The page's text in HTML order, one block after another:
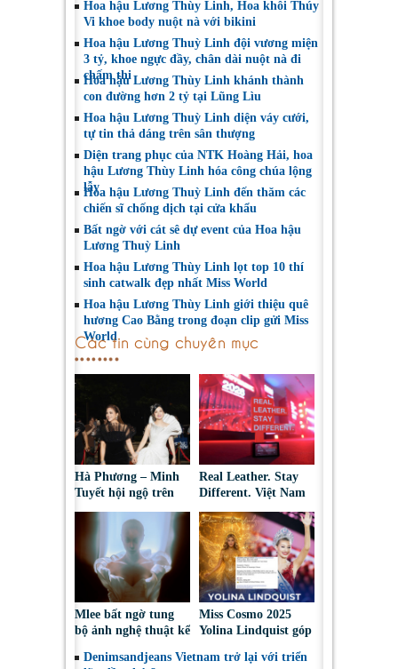
Hoa hậu Lương Thùy Linh, Hoa khôi Thúy
Vi khoe body nuột nà với bikini
Hoa hậu Lương Thuỳ Linh đội vương miện
3 tỷ, khoe ngực đầy, chân dài nuột nà đi
chấm thi
Hoa hậu Lương Thùy Linh khánh thành
con đường hơn 2 tỷ tại Lũng Lìu
Hoa hậu Lương Thuỳ Linh diện váy cưới,
tự tin thả dáng trên sân thượng
Diện trang phục của NTK Hoàng Hải, hoa
hậu Lương Thùy Linh hóa công chúa lộng
lẫy
Hoa hậu Lương Thuỳ Linh đến thăm các
chiến sĩ chống dịch tại cửa khẩu
Bất ngờ với cát sê dự event của Hoa hậu
Lương Thuỳ Linh
Hoa hậu Lương Thùy Linh lọt top 10 thí
sinh catwalk đẹp nhất Miss World
Hoa hậu Lương Thùy Linh giới thiệu quê
hương Cao Bằng trong đoạn clip gửi Miss
World
Các tin cùng chuyên mục
Hà Phương – Minh
Tuyết hội ngộ trên
chuyện phía sau tạo
hình “nàng bướm”
Real Leather. Stay
Different. Việt Nam
tạo da thuộc và thời
trang bền vững
Mlee bất ngờ tung
bộ ảnh nghệ thuật kể
với bóng tối tâm hồn
Miss Cosmo 2025
Yolina Lindquist góp
Nhân Đẹp Nhất Năm
Denimsandjeans Vietnam trở lại với triển